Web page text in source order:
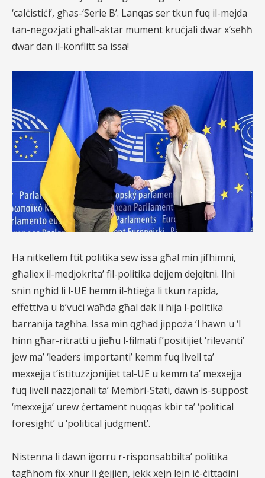
‘calċistiċi’, għas-‘Serie B’. Lanqas ser tkun fuq il-mejda
tan-negozjati għall-aktar mument kruċjali dwar x’seħħ
dwar dan il-konflitt sa issa!
Ha nitkellem ftit politika sew issa għal min jifhimni,
għaliex il-medjokrita’ fil-politika dejjem dejqitni. Ilni
snin ngħid li l-UE hemm il-ħtieġa li tkun rapida,
effettiva u b’vuċi waħda għal dak li hija l-politika
barranija tagħha. Issa min qgħad jippoża ‘l hawn u ‘l
hinn għar-ritratti u jieħu l-filmati f’positijiet ‘rilevanti’
jew ma’ ‘leaders importanti’ kemm fuq livell ta’
mexxejja t’istituzzjonijiet tal-UE u kemm ta’ mexxejja
fuq livell nazzjonali ta’ Membri-Stati, dawn is-suppost
‘mexxejja’ urew ċertament nuqqas kbir ta’ ‘political
foresight’ u ‘political judgment’.
Nistenna li dawn iġorru r-risponsabbilta’ politika
tagħhom fix-xhur li ġejjien, jekk xejn lejn iċ-ċittadini